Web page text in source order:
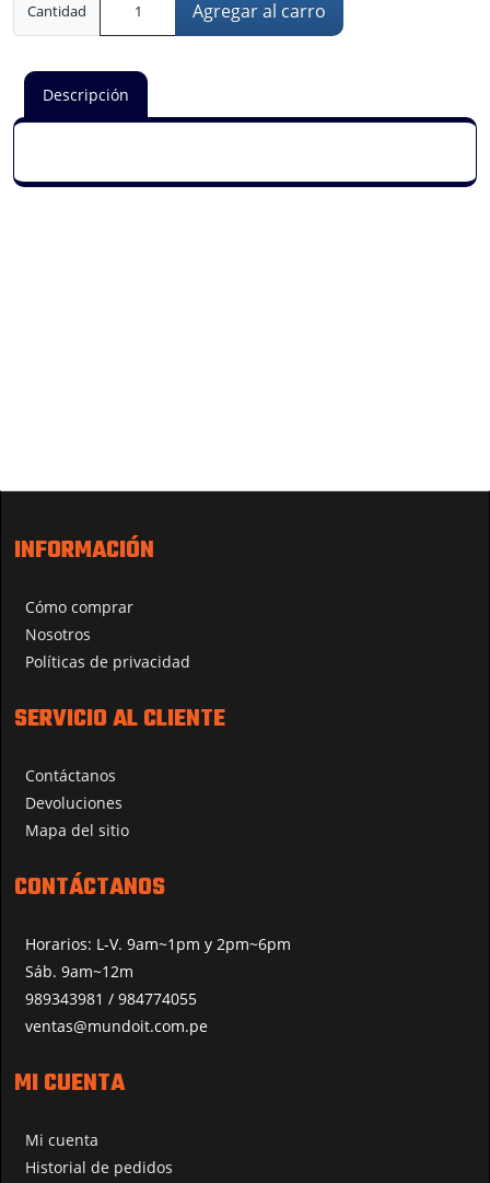
Cantidad Agregar al carro
Descripción
INFORMACIÓN
Cómo comprar
Nosotros
Políticas de privacidad
SERVICIO AL CLIENTE
Contáctanos
Devoluciones
Mapa del sitio
CONTÁCTANOS
Horarios: L-V. 9am~1pm y 2pm~6pm
Sáb. 9am~12m
989343981 / 984774055
ventas@mundoit.com.pe
MI CUENTA
Mi cuenta
Historial de pedidos